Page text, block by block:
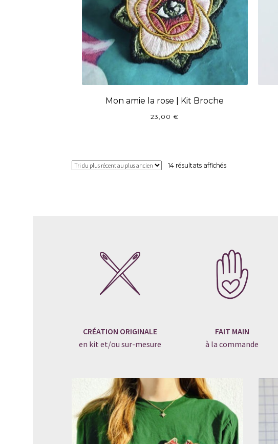
Mon amie la rose | Kit Broche
23,00€
14 résultats affichésTrié
CRÉATION ORIGINALE
en kit et/ou sur-mesure
FAIT MAIN
à la commande